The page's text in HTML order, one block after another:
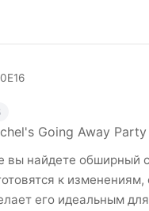
10
Going Away Party
вы найдете обширный
к
его идеальным